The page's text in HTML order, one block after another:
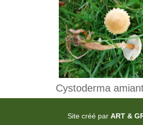
Cystoderma
Site créé par ART &